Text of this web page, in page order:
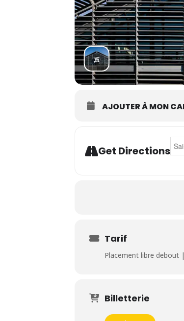
AJOUTER À MON
Get Directions
Tarif
Placement libre debout
Billetterie